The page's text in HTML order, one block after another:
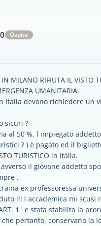
Ospite
MILANO RIFIUTA IL VISTO
UMANITARIA.
Italia devono richiedere un
sicuri ?
al 50 %. l impiegato
? ) è pagato ed il
TURISTICO in Italia.
il giovane addetto
.
ex professoressa
!!! l accademica mi scusi
ART. 1 ' e stata stabilita la
pertanto, conservano la